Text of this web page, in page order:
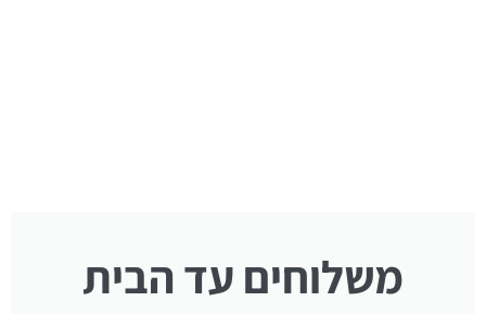
משלוחים עד הבית